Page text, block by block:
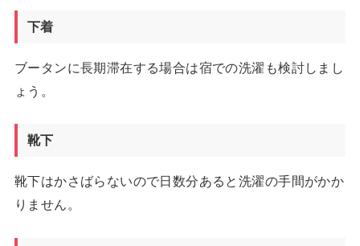
下着
ブータンに長期滞在する場合は宿での洗濯も検討しまし
ょう。
靴下
靴下はかさばらないので日数分あると洗濯の手間がかか
りません。